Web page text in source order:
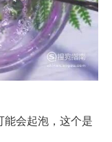
会起泡，这个是